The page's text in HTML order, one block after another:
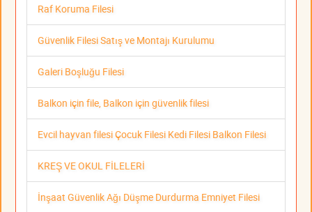
Raf Koruma Filesi
Güvenlik Filesi Satış ve Montajı Kurulumu
Galeri Boşluğu Filesi
Balkon için file, Balkon için güvenlik filesi
Evcil hayvan filesi Çocuk Filesi Kedi Filesi Balkon Filesi
KREŞ VE OKUL FİLELERİ
İnşaat Güvenlik Ağı Düşme Durdurma Emniyet Filesi